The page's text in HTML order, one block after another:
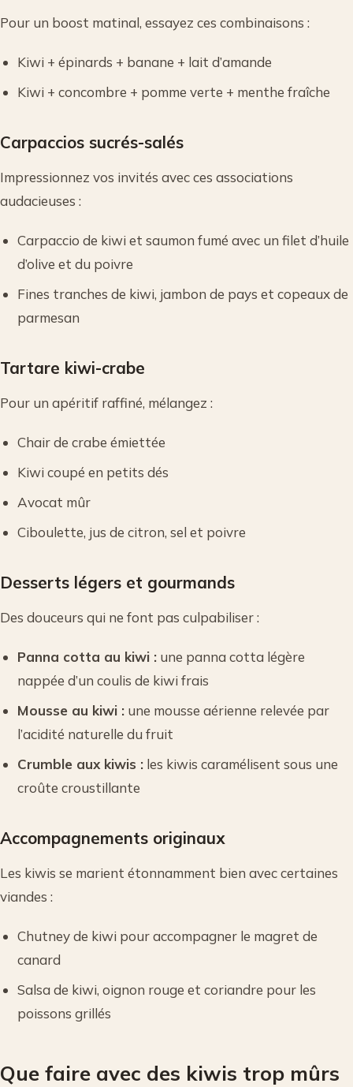
Pour un boost matinal, essayez ces combinaisons :
Kiwi + épinards + banane + lait d’amande
Kiwi + concombre + pomme verte + menthe fraîche
Carpaccios sucrés-salés
Impressionnez vos invités avec ces associations
audacieuses :
Carpaccio de kiwi et saumon fumé avec un filet d’huile
d’olive et du poivre
Fines tranches de kiwi, jambon de pays et copeaux de
parmesan
Tartare kiwi-crabe
Pour un apéritif raffiné, mélangez :
Chair de crabe émiettée
Kiwi coupé en petits dés
Avocat mûr
Ciboulette, jus de citron, sel et poivre
Desserts légers et gourmands
Des douceurs qui ne font pas culpabiliser :
Panna cotta au kiwi : une panna cotta légère
nappée d’un coulis de kiwi frais
Mousse au kiwi : une mousse aérienne relevée par
l’acidité naturelle du fruit
Crumble aux kiwis : les kiwis caramélisent sous une
croûte croustillante
Accompagnements originaux
Les kiwis se marient étonnamment bien avec certaines
viandes :
Chutney de kiwi pour accompagner le magret de
canard
Salsa de kiwi, oignon rouge et coriandre pour les
poissons grillés
Que faire avec des kiwis trop mûrs